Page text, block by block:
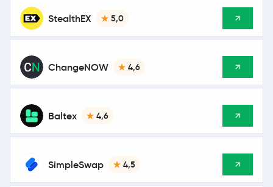
StealthEX 5,0
ChangeNOW 4,6
Baltex 4,6
SimpleSwap 4,5